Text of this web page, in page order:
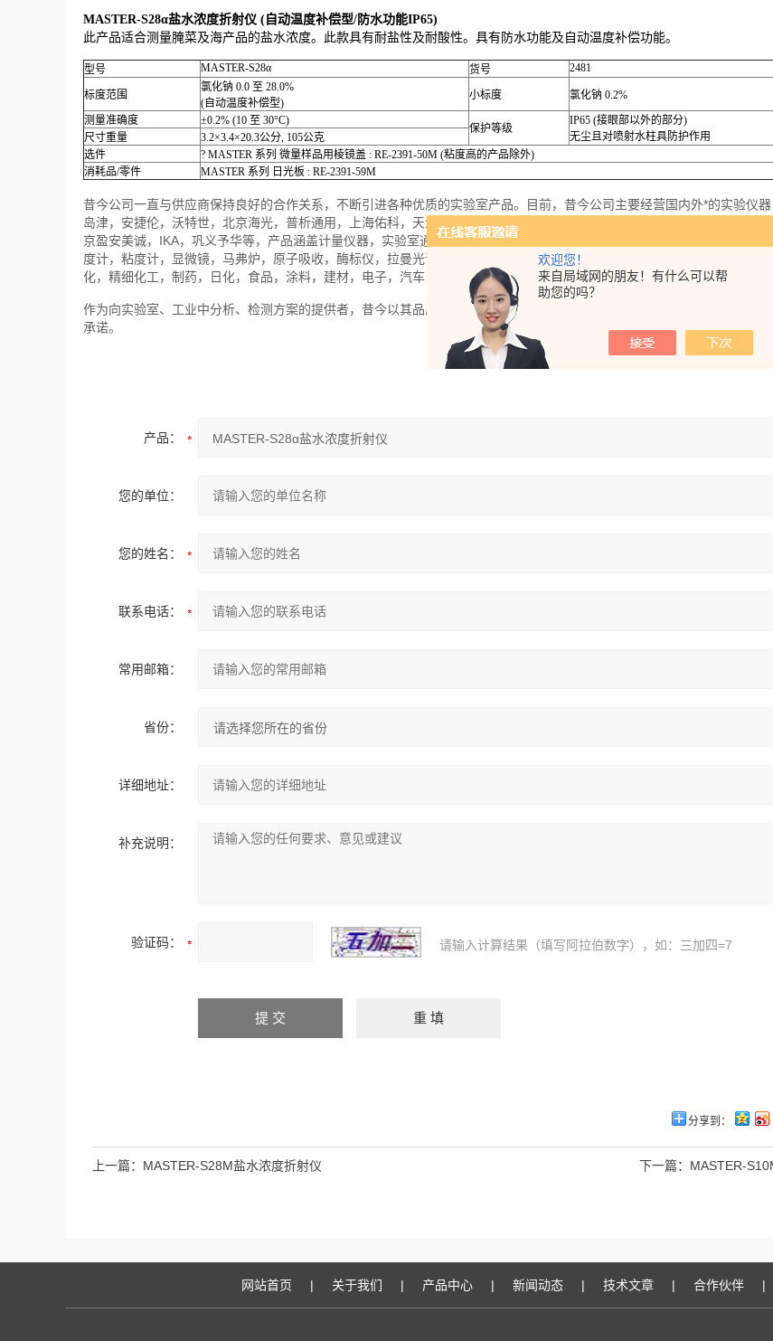
欢迎您！
来自局域网的朋友！有什么可以帮
助您的吗？
MASTER-S28α盐水浓度折射仪 (自动温度补偿型/防水功能IP65)
此产品适合测量腌菜及海产品的盐水浓度。此款具有耐盐性及耐酸性。具有防水功能及自动温度补偿功能。
型号 MASTER-S28α 货号 2481
标度范围
氯化钠 0.0 至 28.0%
(自动温度补偿型)
小标度
氯化钠 0.2%
测量准确度
±0.2% (10 至 30°C)
保护等级
IP65 (接眼部以外的部分)
无尘且对喷射水柱具防护作用
尺寸重量
3.2×3.4×20.3公分, 105公克
选件
? MASTER 系列 微量样品用棱镜盖 : RE-2391-50M (粘度高的产品除外)
消耗品/零件
MASTER 系列 日光板 : RE-2391-59M
昔今公司一直与供应商保持良好的合作关系，不断引进各种优质的实验室产品。目前，昔今公司主要经营国内外*的实验仪器
岛津，安捷伦，沃特世，北京海光，普析通用，上海佑科，天津港东，深圳昌鸿，山东安博，赛多利斯，昆山超声，深圳昌
京盈安美诚，IKA，巩义予华等，产品涵盖计量仪器，实验室通用仪器，化学分析，物理测试等仪器，如气相色谱，酶标仪
度计，粘度计，显微镜，马弗炉，原子吸收，酶标仪，拉曼光谱仪，干燥箱，摇床，农药残留测定仪，COD测定仪，磁力搅
化，精细化工，制药，日化，食品，涂料，建材，电子，汽车，农业等众多生产行业，以及高校，研究所等科研机构的实验
作为向实验室、工业中分析、检测方案的提供者，昔今以其品质优良、价格合理的仪器及专业产品，贴切的应用和周到的服
承诺。
产品：
您的单位：
您的姓名：
联系电话：
常用邮箱：
省份：
详细地址：
补充说明：
验证码： 请输入计算结果（填写阿拉伯数字），如：三加四=7
分享到：
上一篇： MASTER-S28M盐水浓度折射仪 下一篇： MASTER-
网站首页 | 关于我们 | 产品中心 | 新闻动态 | 技术文章 | 合作伙伴 |